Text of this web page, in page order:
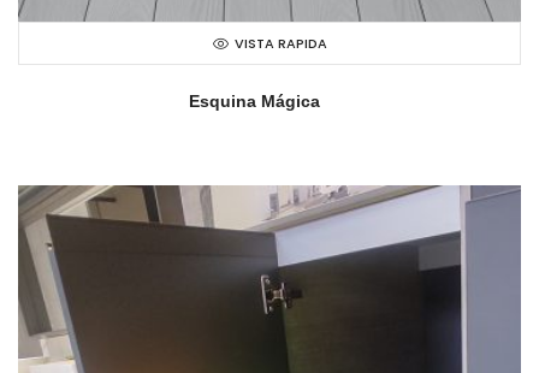
VISTA RAPIDA
Esquina Mágica